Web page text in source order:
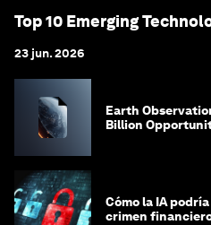
Top 10 Emerging
23 jun. 2026
Earth
Billion
Cómo la IA
crimen